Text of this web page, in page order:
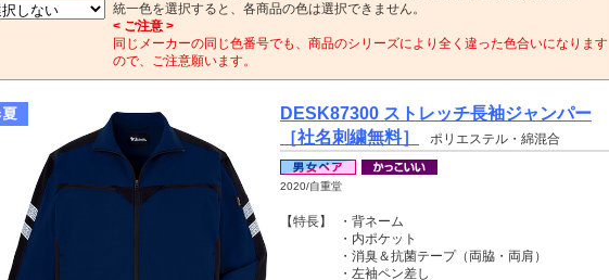
統一色を選択すると、各商品の色は選択できません。
< ご注意 >
同じメーカーの同じ色番号でも、商品のシリーズにより全く違った色合いになります
ので、ご注意願います。
DESK87300 ストレッチ長袖ジャンパー
［社名刺繍無料］
ポリエステル・綿混合
2020/自重堂
【特長】
・背ネーム
・内ポケット
・消臭＆抗菌テープ（両脇・両肩）
・左袖ペン差し